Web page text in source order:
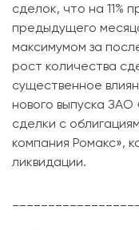
сделок, что на 11%
предыдущего
максимумом за
рост количества
существенное
нового выпуска
сделки с
компания Ромакс»,
ликвидации.